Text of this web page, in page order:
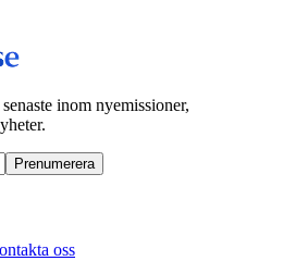
inom nyemissioner,
Prenumerera
oss